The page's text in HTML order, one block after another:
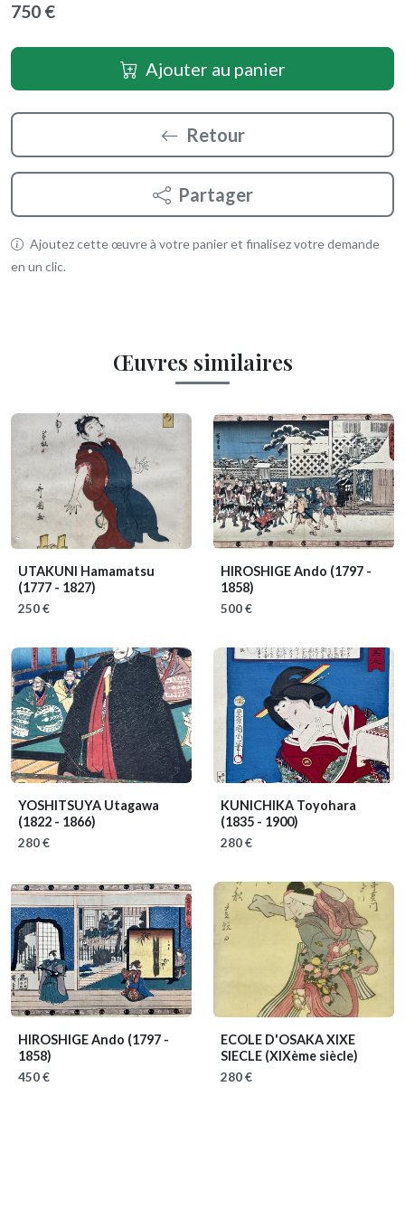
750 €
Ajouter au panier
Retour
Partager
Ajoutez cette œuvre à votre panier et finalisez votre demande
en un clic.
Œuvres similaires
UTAKUNI Hamamatsu
(1777 - 1827)
250 €
HIROSHIGE Ando (1797 -
1858)
500 €
YOSHITSUYA Utagawa
(1822 - 1866)
280 €
KUNICHIKA Toyohara
(1835 - 1900)
280 €
HIROSHIGE Ando (1797 -
1858)
450 €
ECOLE D'OSAKA XIXE
SIECLE (XIXème siècle)
280 €